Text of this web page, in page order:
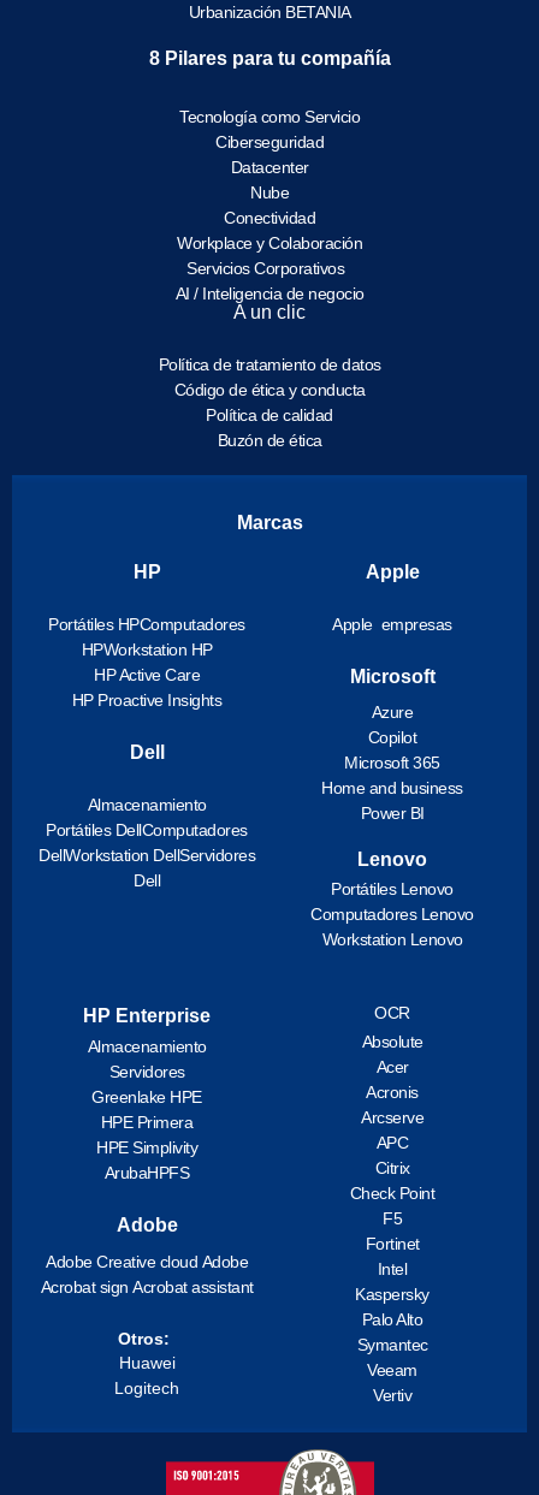
Urbanización BETANIA
8 Pilares para tu compañía
Tecnología como Servicio
Ciberseguridad
Datacenter
Nube
Conectividad
Workplace y Colaboración
Servicios Corporativos
AI / Inteligencia de negocio
A un clic
Política de tratamiento de datos
Código de ética y conducta
Política de calidad
Buzón de ética
Marcas
HP
Portátiles HPComputadores
HPWorkstation HP
HP Active Care
HP Proactive Insights
Dell
Almacenamiento
Portátiles DellComputadores
DellWorkstation DellServidores
Dell
Apple
Apple empresas
Microsoft
Azure
Copilot
Microsoft 365
Home and business
Power BI
Lenovo
Portátiles Lenovo
Computadores Lenovo
Workstation Lenovo
HP Enterprise
Almacenamiento
Servidores
Greenlake HPE
HPE Primera
HPE Simplivity
ArubaHPFS
Adobe
Adobe Creative cloud Adobe
Acrobat sign Acrobat assistant
Otros:
Huawei
Logitech
OCR
Absolute
Acer
Acronis
Arcserve
APC
Citrix
Check Point
F5
Fortinet
Intel
Kaspersky
Palo Alto
Symantec
Veeam
Vertiv